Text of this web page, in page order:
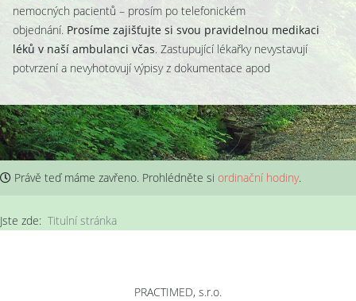
nemocných pacientů – prosím po telefonickém
objednání. Prosíme zajišťujte si svou pravidelnou medikaci
léků v naší ambulanci včas. Zastupující lékařky nevystavují
potvrzení a nevyhotovují výpisy z dokumentace apod
Právě teď máme zavřeno. Prohlédněte si ordinační hodiny.
Jste zde: Titulní stránka
PRACTIMED, s.r.o.